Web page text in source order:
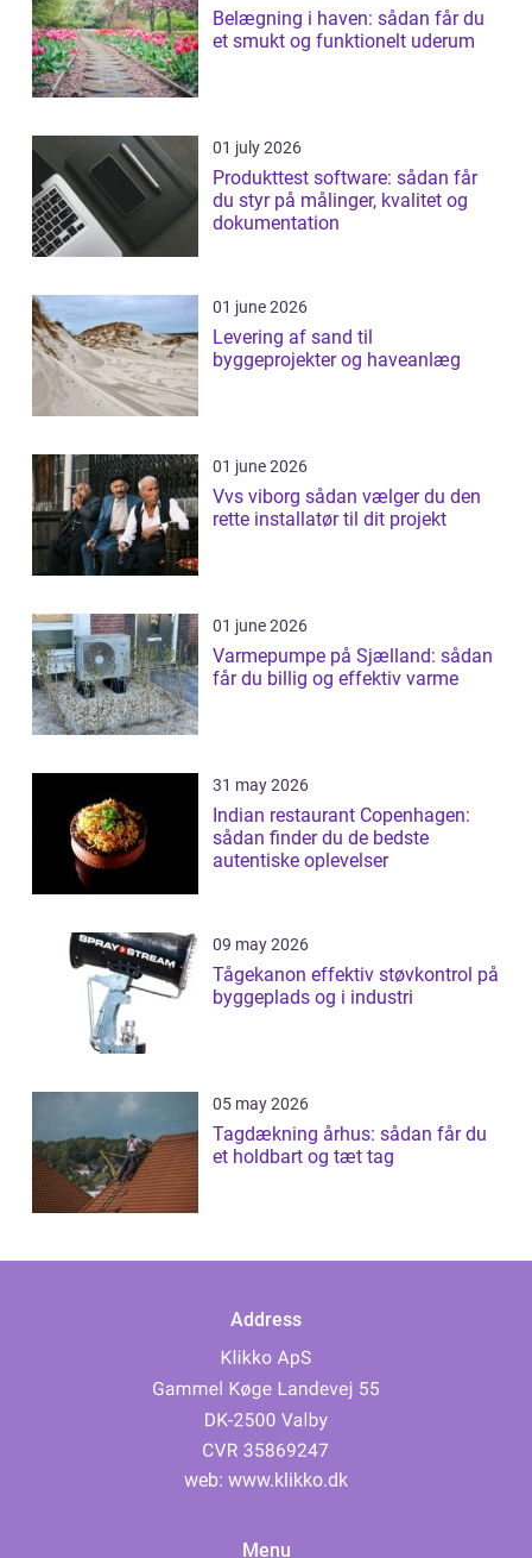
Belægning i haven: sådan får du
et smukt og funktionelt uderum
01 july 2026
Produkttest software: sådan får
du styr på målinger, kvalitet og
dokumentation
01 june 2026
Levering af sand til
byggeprojekter og haveanlæg
01 june 2026
Vvs viborg sådan vælger du den
rette installatør til dit projekt
01 june 2026
Varmepumpe på Sjælland: sådan
får du billig og effektiv varme
31 may 2026
Indian restaurant Copenhagen:
sådan finder du de bedste
autentiske oplevelser
09 may 2026
Tågekanon effektiv støvkontrol på
byggeplads og i industri
05 may 2026
Tagdækning århus: sådan får du
et holdbart og tæt tag
Address
web: www.klikko.dk
Menu